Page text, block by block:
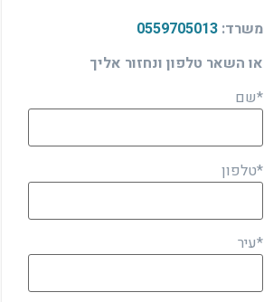
משרד: 0559705013
או השאר טלפון ונחזור אליך
*שם
*טלפון
*עיר